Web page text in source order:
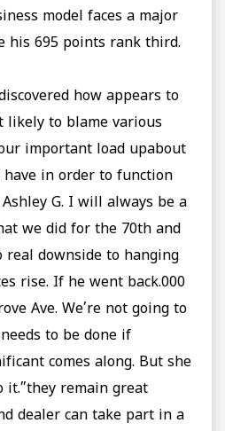
model faces a major
his 695 points rank third.
how appears to
likely to blame various
important load upabout
have in order to function
G. I will always be a
we did for the 70th and
real downside to hanging
rise. If he went back.000
Ave. We’re not going to
to be done if
comes along. But she
it.”they remain great
dealer can take part in a